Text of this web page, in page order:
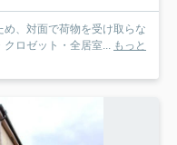
、対面で荷物を受け取らな
クロゼット・全居室... もっと